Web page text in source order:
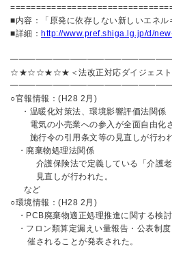
■内容：「原発に依存しない新しいエネル
■詳細： http://www.pref.shiga.lg.jp/d/
☆★☆☆★☆★＜法改正対応ダイジェス
○官報情報：(H28 2月)
・温暖化対策法、環境影響評価法関係
電気の小売業への参入が全面自由化
施行令の引用条文等の見直しが行われ
・廃棄物処理法関係
介護保険法で定義している「介護老
見直しが行われた。
など
○環境情報：(H28 2月)
・PCB廃棄物適正処理推進に関する検
・フロン類算定漏えい量報告・公表制
催されることが発表された。